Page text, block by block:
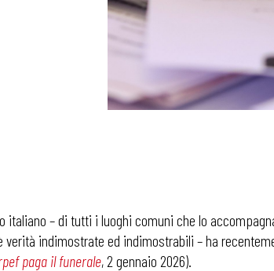
– di tutti i luoghi comuni che lo
indimostrate ed indimostrabili – ha
paga il funerale, 2 gennaio 2026).